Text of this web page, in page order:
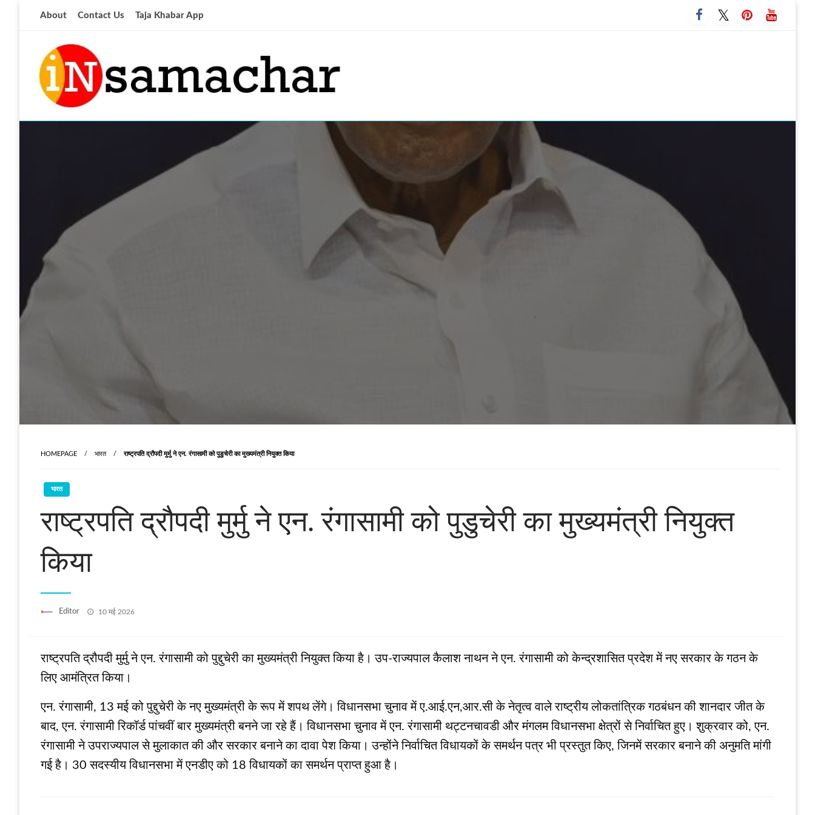
About Contact Us Taja Khabar App
आज की ताजा खबर
HOMEPAGE भारत राष्ट्रपति द्रौपदी मुर्मु ने एन. रंगासामी को पुडुचेरी का मुख्यमंत्री नियुक्त किया
भारत
राष्ट्रपति द्रौपदी मुर्मु ने एन. रंगासामी को पुडुचेरी का मुख्यमंत्री नियुक्त
किया
Editor
Posted
10 मई 2026
राष्‍ट्रपति द्रौपदी मुर्मु ने एन. रंगासामी को पुद्दुचेरी का मुख्‍यमंत्री नियुक्‍त किया है। उप-राज्‍यपाल कैलाश नाथन ने एन. रंगासामी को केन्‍द्रशासित प्रदेश में नए सरकार के गठन के
लिए आमंत्रित किया।
एन. रंगासामी, 13 मई को पुद्दुचेरी के नए मुख्यमंत्री के रूप में शपथ लेंगे। विधानसभा चुनाव में ए.आई.एन,आर.सी के नेतृत्व वाले राष्ट्रीय लोकतांत्रिक गठबंधन की शानदार जीत के
बाद, एन. रंगासामी रिकॉर्ड पांचवीं बार मुख्यमंत्री बनने जा रहे हैं। विधानसभा चुनाव में एन. रंगासामी थट्टनचावडी और मंगलम विधानसभा क्षेत्रों से निर्वाचित हुए। शुक्रवार को, एन.
रंगासामी ने उपराज्यपाल से मुलाकात की और सरकार बनाने का दावा पेश किया। उन्होंने निर्वाचित विधायकों के समर्थन पत्र भी प्रस्तुत किए, जिनमें सरकार बनाने की अनुमति मांगी
गई है। 30 सदस्यीय विधानसभा में एनडीए को 18 विधायकों का समर्थन प्राप्त हुआ है।